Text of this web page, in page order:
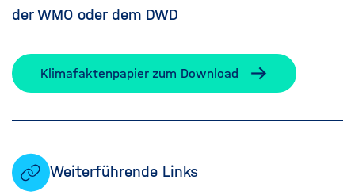
der WMO oder dem DWD
Klimafaktenpapier zum Download
Weiterführende Links